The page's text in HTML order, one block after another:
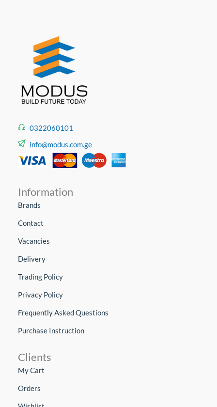
0322060101
info@modus.com.ge
Information
Brands
Contact
Vacancies
Delivery
Trading Policy
Privacy Policy
Frequently Asked Questions
Purchase Instruction
Clients
My Cart
Orders